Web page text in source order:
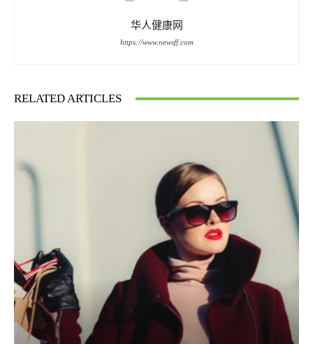
华人健康网
https://www.newsff.com
RELATED ARTICLES